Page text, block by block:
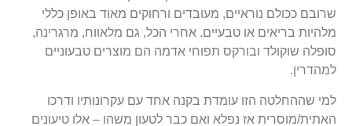
שרובם ככולם נוראיים, מעובדים ורחוקים מאוד באופן כללי
מלהיות בריאים או טבעיים. אחרי הכל, גם מלאווח, מרגרינה,
סופלה שוקולד ובורקס תפוחי אדמה הם מוצרים טבעוניים
למהדרין.
למי שההחלטה הזו עומדת בקנה אחד עם עקרונותיו ודרכו
האתית/מוסרית אז נפלא ואם כבר לטעון משהו – אלו טיעונים